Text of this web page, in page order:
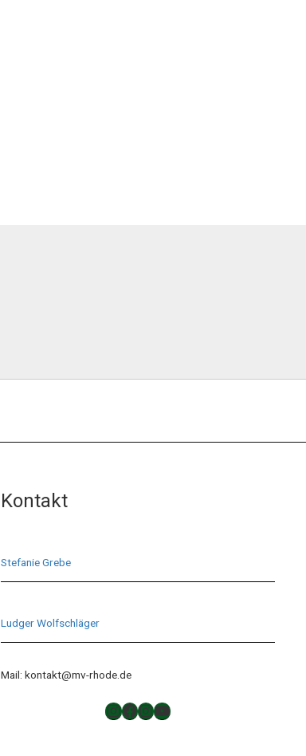
Kontakt
Stefanie Grebe
Ludger Wolfschläger
Mail: kontakt@mv-rhode.de
TAKTLOS
Musikverein Rhode
Musikverein Rhode
YouTube